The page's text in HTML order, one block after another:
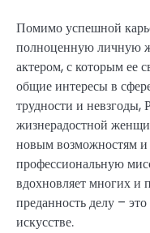
Помимо успешной
полноценную личную
актером, с которым ее
общие интересы в
трудности и невзгоды,
жизнерадостной
новым возможностям
профессиональную
вдохновляет многих и
преданность делу –
искусстве.